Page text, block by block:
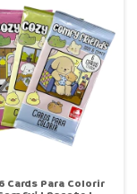
Cards Para Colorir